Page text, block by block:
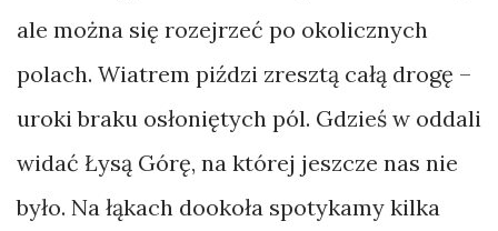
ale można się rozejrzeć po okolicznych
polach. Wiatrem piździ zresztą całą drogę –
uroki braku osłoniętych pól. Gdzieś w oddali
widać Łysą Górę, na której jeszcze nas nie
było. Na łąkach dookoła spotykamy kilka